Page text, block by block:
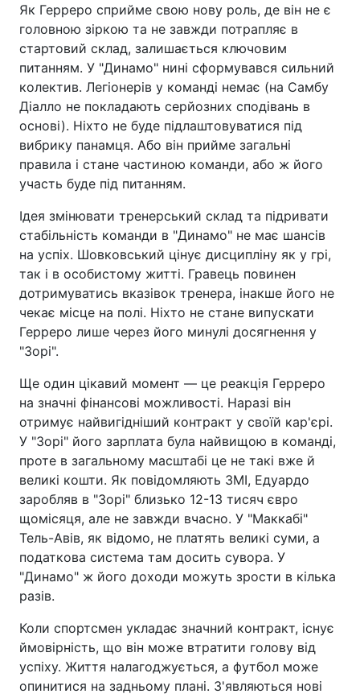
Як Герреро сприйме свою нову роль, де він не є
головною зіркою та не завжди потрапляє в
стартовий склад, залишається ключовим
питанням. У "Динамо" нині сформувався сильний
колектив. Легіонерів у команді немає (на Самбу
Діалло не покладають серйозних сподівань в
основі). Ніхто не буде підлаштовуватися під
вибрику панамця. Або він прийме загальні
правила і стане частиною команди, або ж його
участь буде під питанням.
Ідея змінювати тренерський склад та підривати
стабільність команди в "Динамо" не має шансів
на успіх. Шовковський цінує дисципліну як у грі,
так і в особистому житті. Гравець повинен
дотримуватись вказівок тренера, інакше його не
чекає місце на полі. Ніхто не стане випускати
Герреро лише через його минулі досягнення у
"Зорі".
Ще один цікавий момент — це реакція Герреро
на значні фінансові можливості. Наразі він
отримує найвигідніший контракт у своїй кар'єрі.
У "Зорі" його зарплата була найвищою в команді,
проте в загальному масштабі це не такі вже й
великі кошти. Як повідомляють ЗМІ, Едуардо
заробляв в "Зорі" близько 12-13 тисяч євро
щомісяця, але не завжди вчасно. У "Маккабі"
Тель-Авів, як відомо, не платять великі суми, а
податкова система там досить сувора. У
"Динамо" ж його доходи можуть зрости в кілька
разів.
Коли спортсмен укладає значний контракт, існує
ймовірність, що він може втратити голову від
успіху. Життя налагоджується, а футбол може
опинитися на задньому плані. З'являються нові